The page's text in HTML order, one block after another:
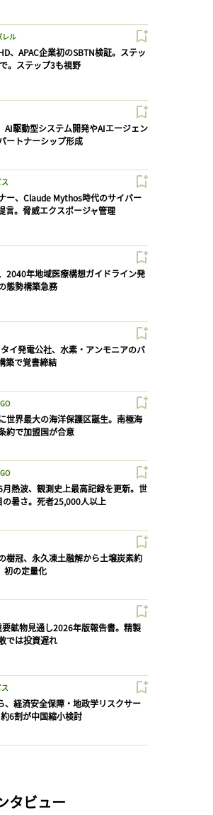
レル
、APAC企業初のSBTN検証。ステッ
。ステップ3も視野
AI駆動型システム開発やAIエージェン
ートナーシップ形成
ー、Claude Mythos時代のサイバー
言。脅威エクスポージャ管理
2040年地域医療構想ガイドライン発
態勢構築急務
タイ発電公社、水素・アンモニアのバ
築で覚書締結
世界最大の海洋保護区誕生。南極海
約で加盟国が合意
月熱波、観測史上最高記録を更新。世
暑さ。死者25,000人以上
樹冠、永久凍土融解から土壌炭素約
初の定量化
要鉱物見通し2026年版報告書。精製
では投資遅れ
、経済安全保障・地政学リスクサー
6割が中国縮小検討
タビュー